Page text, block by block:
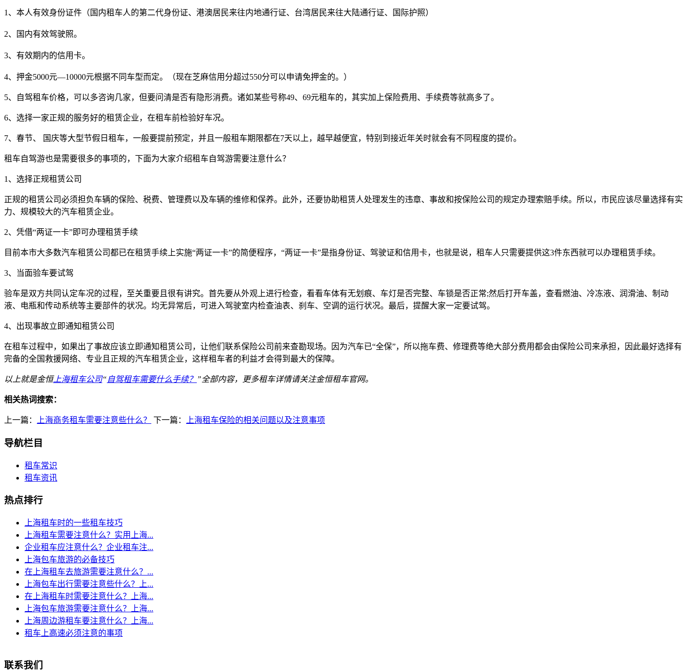
1、本人有效身份证件（国内租车人的第二代身份证、港澳居民来往内地通行证、台湾居民来往大陆通行证、国际护照）
2、国内有效驾驶照。
3、有效期内的信用卡。
4、押金5000元—10000元根据不同车型而定。（现在芝麻信用分超过550分可以申请免押金的。）
5、自驾租车价格，可以多咨询几家，但要问清是否有隐形消费。诸如某些号称49、69元租车的，其实加上保险费用、手续费等就高多了。
6、选择一家正规的服务好的租赁企业，在租车前检验好车况。
7、春节、 国庆等大型节假日租车，一般要提前预定，并且一般租车期限都在7天以上，越早越便宜，特别到接近年关时就会有不同程度的提价。
租车自驾游也是需要很多的事项的，下面为大家介绍租车自驾游需要注意什么？
1、选择正规租赁公司
正规的租赁公司必须担负车辆的保险、税费、管理费以及车辆的维修和保养。此外，还要协助租赁人处理发生的违章、事故和按保险公司的规定办理索赔手续。所以，市民应该尽量选择有实
力、规模较大的汽车租赁企业。
2、凭借“两证一卡”即可办理租赁手续
目前本市大多数汽车租赁公司都已在租赁手续上实施“两证一卡”的简便程序，“两证一卡”是指身份证、驾驶证和信用卡，也就是说，租车人只需要提供这3件东西就可以办理租赁手续。
3、当面验车要试驾
验车是双方共同认定车况的过程，至关重要且很有讲究。首先要从外观上进行检查，看看车体有无划痕、车灯是否完整、车锁是否正常;然后打开车盖，查看燃油、冷冻液、润滑油、制动
液、电瓶和传动系统等主要部件的状况。均无异常后，可进入驾驶室内检查油表、刹车、空调的运行状况。最后，提醒大家一定要试驾。
4、出现事故立即通知租赁公司
在租车过程中，如果出了事故应该立即通知租赁公司，让他们联系保险公司前来查勘现场。因为汽车已“全保”，所以拖车费、修理费等绝大部分费用都会由保险公司来承担，因此最好选择有
完备的全国救援网络、专业且正规的汽车租赁企业，这样租车者的利益才会得到最大的保障。
以上就是金恒上海租车公司“ 自驾租车需要什么手续？ ”全部内容，更多租车详情请关注金恒租车官网。
相关热词搜索：
上一篇： 上海商务租车需要注意些什么？ 下一篇： 上海租车保险的相关问题以及注意事项
导航栏目
租车常识
租车资讯
热点排行
上海租车时的一些租车技巧
上海租车需要注意什么？实用上海...
企业租车应注意什么？企业租车注...
上海包车旅游的必备技巧
在上海租车去旅游需要注意什么？...
上海包车出行需要注意些什么？上...
在上海租车时需要注意什么？上海...
上海包车旅游需要注意什么？上海...
上海周边游租车要注意什么？上海...
租车上高速必须注意的事项
联系我们